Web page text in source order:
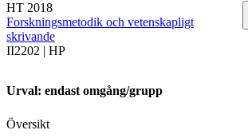
HT 2018
Forskningsmetodik och vetenskapligt
skrivande
II2202 | HP
Urval: endast omgång/grupp
Översikt